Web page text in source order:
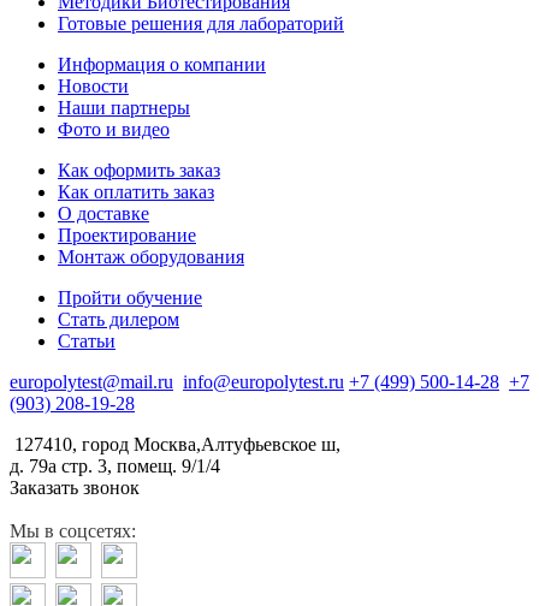
Готовые решения для лабораторий
Информация о компании
Новости
Наши партнеры
Фото и видео
Как оформить заказ
Как оплатить заказ
О доставке
Проектирование
Монтаж оборудования
Пройти обучение
Стать дилером
Статьи
europolytest@mail.ru info@europolytest.ru +7 (499) 500-14-28 +7
(903) 208-19-28
127410, город Москва,Алтуфьевское ш,
д. 79а стр. 3, помещ. 9/1/4
Заказать звонок
Мы в соцсетях: